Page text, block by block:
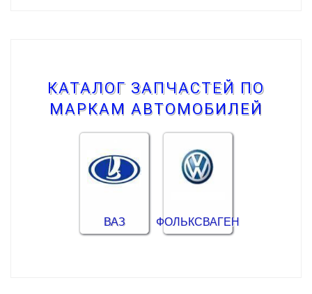
КАТАЛОГ ЗАПЧАСТЕЙ ПО
МАРКАМ АВТОМОБИЛЕЙ
ВАЗ ФОЛЬКСВАГЕН